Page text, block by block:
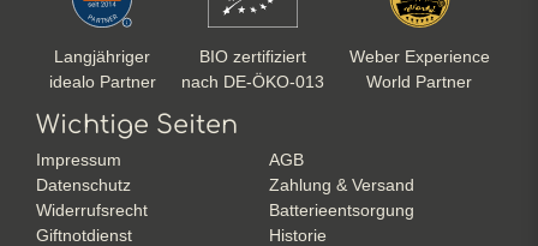
Langjähriger
idealo Partner
BIO zertifiziert
nach DE-ÖKO-013
Weber Experience
World Partner
Wichtige Seiten
Impressum
AGB
Datenschutz
Zahlung & Versand
Widerrufsrecht
Batterieentsorgung
Giftnotdienst
Historie